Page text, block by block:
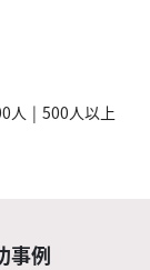
人 | 500人以上
事例